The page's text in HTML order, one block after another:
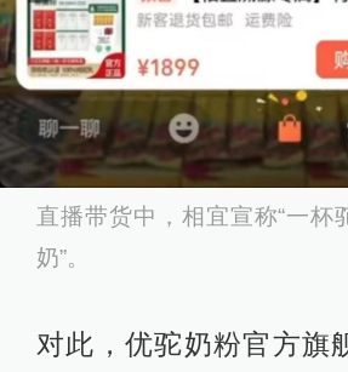
直播带货中，相宜宣称“一杯
奶”。
对此，优驼奶粉官方旗